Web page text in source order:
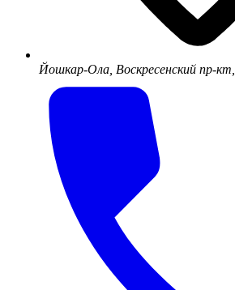
Йошкар-Ола, Воскресенский пр-